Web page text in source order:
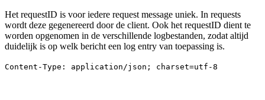
Het requestID is voor iedere request message uniek. In requests
wordt deze gegenereerd door de client. Ook het requestID dient te
worden opgenomen in de verschillende logbestanden, zodat altijd
duidelijk is op welk bericht een log entry van toepassing is.
Content-Type: application/json; charset=utf-8